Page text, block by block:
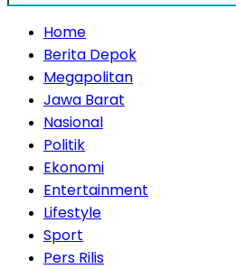
Home
Berita Depok
Megapolitan
Jawa Barat
Nasional
Politik
Ekonomi
Entertainment
Lifestyle
Sport
Pers Rilis